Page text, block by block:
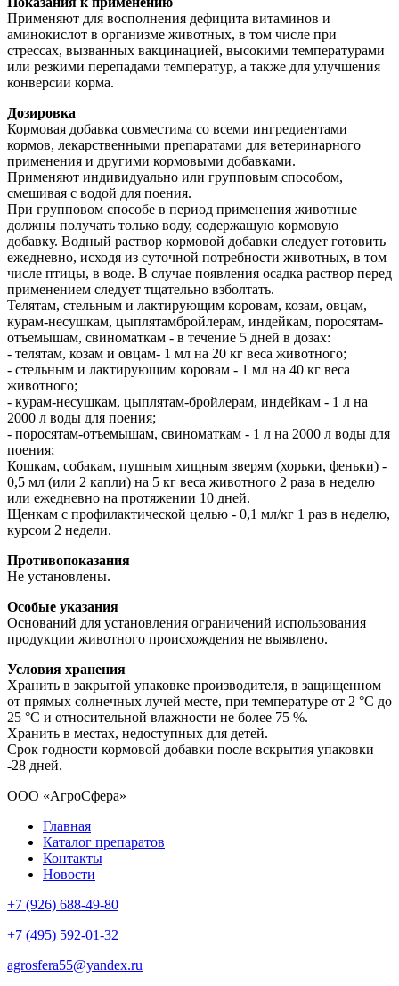
Применяют для восполнения дефицита витаминов и
аминокислот в организме животных, в том числе при
стрессах, вызванных вакцинацией, высокими температурами
или резкими перепадами температур, а также для улучшения
конверсии корма.
Дозировка
Кормовая добавка совместима со всеми ингредиентами
кормов, лекарственными препаратами для ветеринарного
применения и другими кормовыми добавками.
Применяют индивидуально или групповым способом,
смешивая с водой для поения.
При групповом способе в период применения животные
должны получать только воду, содержащую кормовую
добавку. Водный раствор кормовой добавки следует готовить
ежедневно, исходя из суточной потребности животных, в том
числе птицы, в воде. В случае появления осадка раствор перед
применением следует тщательно взболтать.
Телятам, стельным и лактирующим коровам, козам, овцам,
курам-несушкам, цыплятамбройлерам, индейкам, поросятам-
отъемышам, свиноматкам - в течение 5 дней в дозах:
- телятам, козам и овцам- 1 мл на 20 кг веса животного;
- стельным и лактирующим коровам - 1 мл на 40 кг веса
животного;
- курам-несушкам, цыплятам-бройлерам, индейкам - 1 л на
2000 л воды для поения;
- поросятам-отъемышам, свиноматкам - 1 л на 2000 л воды для
поения;
Кошкам, собакам, пушным хищным зверям (хорьки, феньки) -
0,5 мл (или 2 капли) на 5 кг веса животного 2 раза в неделю
или ежедневно на протяжении 10 дней.
Щенкам с профилактической целью - 0,1 мл/кг 1 раз в неделю,
курсом 2 недели.
Противопоказания
Не установлены.
Особые указания
Оснований для установления ограничений использования
продукции животного происхождения не выявлено.
Условия хранения
Хранить в закрытой упаковке производителя, в защищенном
от прямых солнечных лучей месте, при температуре от 2 °С до
25 °С и относительной влажности не более 75 %.
Хранить в местах, недоступных для детей.
Срок годности кормовой добавки после вскрытия упаковки
-28 дней.
ООО «АгроСфера»
Главная
Каталог препаратов
Контакты
Новости
+7 (926) 688-49-80
+7 (495) 592-01-32
agrosfera55@yandex.ru